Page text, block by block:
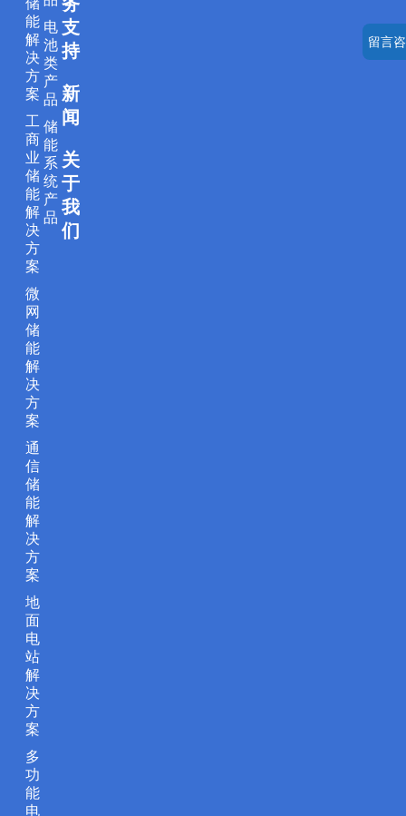
能
解
决
方
案
工
商
业
储
能
解
决
方
案
微
网
储
能
解
决
方
案
通
信
储
能
解
决
方
案
地
面
电
站
解
决
方
案
多
功
能
电
电
池
类
产
品
储
能
系
统
产
品
支
持
新
闻
关
于
我
们
留言